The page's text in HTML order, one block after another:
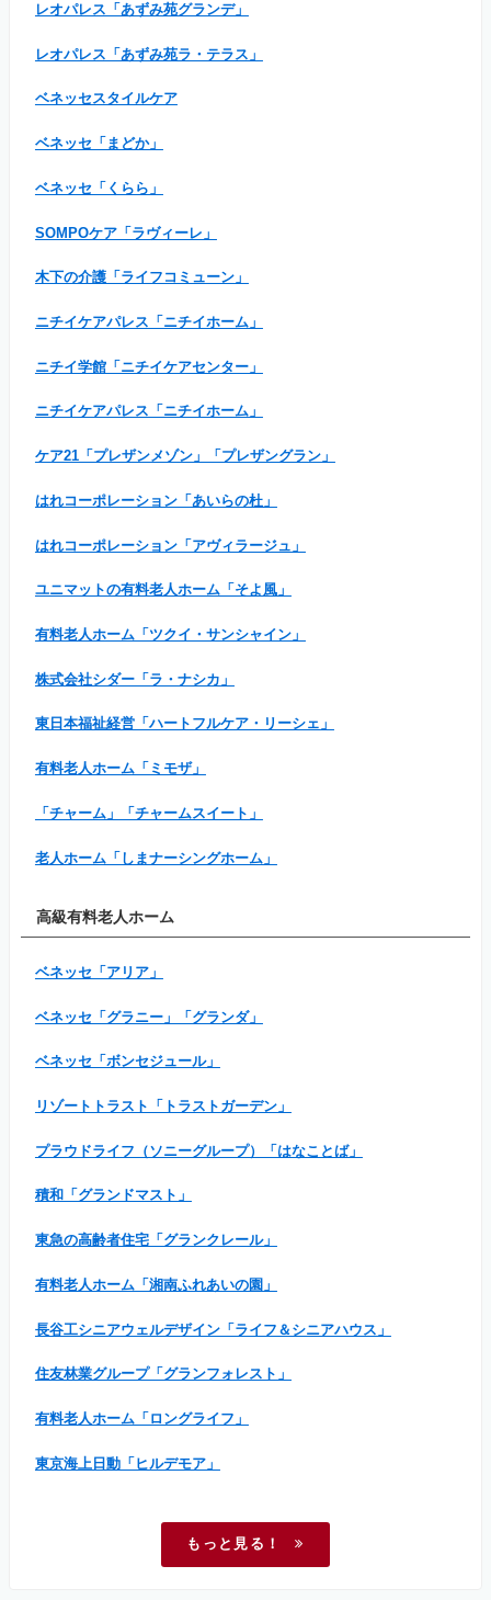
レオパレス「あずみ苑グランデ」
レオパレス「あずみ苑ラ・テラス」
ベネッセスタイルケア
ベネッセ「まどか」
ベネッセ「くらら」
SOMPOケア「ラヴィーレ」
木下の介護「ライフコミューン」
ニチイケアパレス「ニチイホーム」
ニチイ学館「ニチイケアセンター」
ニチイケアパレス「ニチイホーム」
ケア21「プレザンメゾン」「プレザングラン」
はれコーポレーション「あいらの杜」
はれコーポレーション「アヴィラージュ」
ユニマットの有料老人ホーム「そよ風」
有料老人ホーム「ツクイ・サンシャイン」
株式会社シダー「ラ・ナシカ」
東日本福祉経営「ハートフルケア・リーシェ」
有料老人ホーム「ミモザ」
「チャーム」「チャームスイート」
老人ホーム「しまナーシングホーム」
高級有料老人ホーム
ベネッセ「アリア」
ベネッセ「グラニー」「グランダ」
ベネッセ「ボンセジュール」
リゾートトラスト「トラストガーデン」
プラウドライフ（ソニーグループ）「はなことば」
積和「グランドマスト」
東急の高齢者住宅「グランクレール」
有料老人ホーム「湘南ふれあいの園」
長谷工シニアウェルデザイン「ライフ＆シニアハウス」
住友林業グループ「グランフォレスト」
有料老人ホーム「ロングライフ」
東京海上日動「ヒルデモア」
もっと見る！